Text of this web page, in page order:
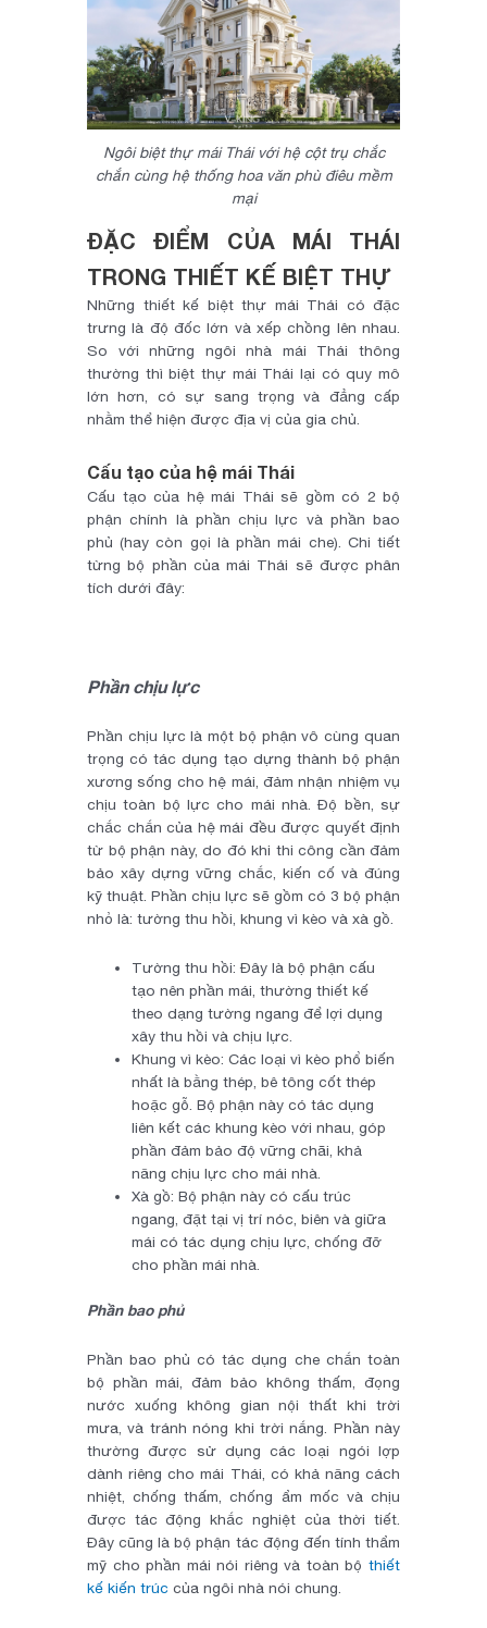
Ngôi biệt thự mái Thái với hệ cột trụ chắc
chắn cùng hệ thống hoa văn phù điêu mềm
mại
ĐẶC ĐIỂM CỦA MÁI THÁI
TRONG THIẾT KẾ BIỆT THỰ
Những thiết kế biệt thự mái Thái có đặc
trưng là độ đốc lớn và xếp chồng lên nhau.
So với những ngôi nhà mái Thái thông
thường thì biệt thự mái Thái lại có quy mô
lớn hơn, có sự sang trọng và đẳng cấp
nhằm thể hiện được địa vị của gia chủ.
Cấu tạo của hệ mái Thái
Cấu tạo của hệ mái Thái sẽ gồm có 2 bộ
phận chính là phần chịu lực và phần bao
phủ (hay còn gọi là phần mái che). Chi tiết
từng bộ phần của mái Thái sẽ được phân
tích dưới đây:
Phần chịu lực
Phần chịu lực là một bộ phận vô cùng quan
trọng có tác dụng tạo dựng thành bộ phận
xương sống cho hệ mái, đảm nhận nhiệm vụ
chịu toàn bộ lực cho mái nhà. Độ bền, sự
chắc chắn của hệ mái đều được quyết định
từ bộ phận này, do đó khi thi công cần đảm
bảo xây dựng vững chắc, kiến cố và đúng
kỹ thuật. Phần chịu lực sẽ gồm có 3 bộ phận
nhỏ là: tường thu hồi, khung vì kèo và xà gồ.
Tường thu hồi: Đây là bộ phận cấu
tạo nên phần mái, thường thiết kế
theo dạng tường ngang để lợi dụng
xây thu hồi và chịu lực.
Khung vì kèo: Các loại vì kèo phổ biến
nhất là bằng thép, bê tông cốt thép
hoặc gỗ. Bộ phận này có tác dụng
liên kết các khung kèo với nhau, góp
phần đảm bảo độ vững chãi, khả
năng chịu lực cho mái nhà.
Xà gồ: Bộ phận này có cấu trúc
ngang, đặt tại vị trí nóc, biên và giữa
mái có tác dụng chịu lực, chống đỡ
cho phần mái nhà.
Phần bao phủ
Phần bao phủ có tác dụng che chắn toàn
bộ phần mái, đảm bảo không thấm, đọng
nước xuống không gian nội thất khi trời
mưa, và tránh nóng khi trời nắng. Phần này
thường được sử dụng các loại ngói lợp
dành riêng cho mái Thái, có khả năng cách
nhiệt, chống thấm, chống ẩm mốc và chịu
được tác động khắc nghiệt của thời tiết.
Đây cũng là bộ phận tác động đến tính thẩm
mỹ cho phần mái nói riêng và toàn bộ thiết
kế kiến trúc của ngôi nhà nói chung.